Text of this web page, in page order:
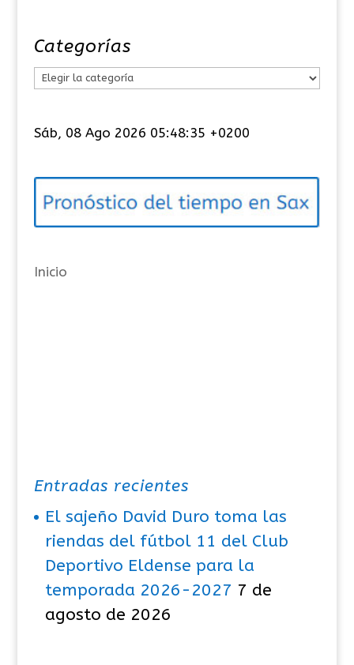
Categorías
e
o
í
s
Sáb, 08 Ago 2026 05:48:36 +0200
Inicio
Entradas recientes
El sajeño David Duro toma las
riendas del fútbol 11 del Club
Deportivo Eldense para la
temporada 2026-2027 7 de
agosto de 2026